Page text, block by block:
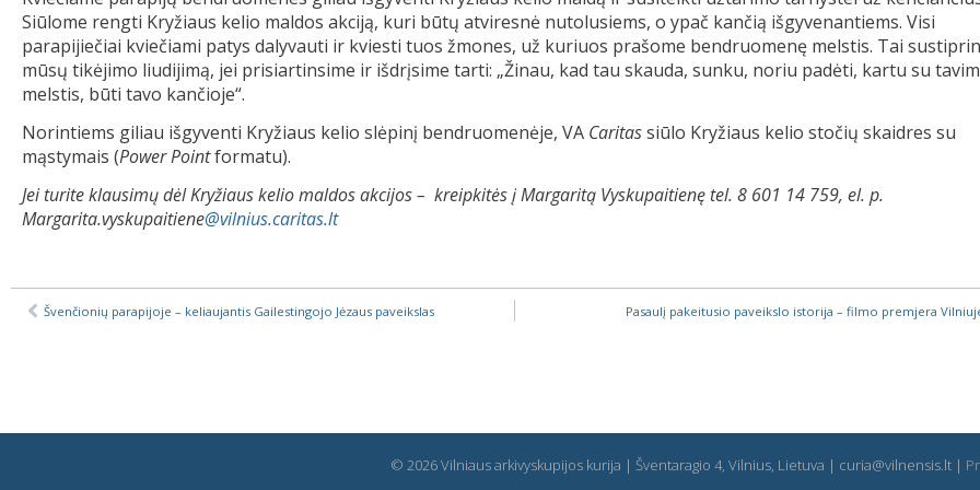
Siūlome rengti Kryžiaus kelio maldos akciją, kuri būtų atviresnė nutolusiems, o ypač kančią išgyvenantiems. Visi
parapijiečiai kviečiami patys dalyvauti ir kviesti tuos žmones, už kuriuos prašome bendruomenę melstis. Tai
mūsų tikėjimo liudijimą, jei prisiartinsime ir išdrįsime tarti: „Žinau, kad tau skauda, sunku, noriu padėti, kartu su
melstis, būti tavo kančioje“.
Norintiems giliau išgyventi Kryžiaus kelio slėpinį bendruomenėje, VA Caritassiūlo Kryžiaus kelio stočių skaidres su
mąstymais (Power Pointformatu).
Jei turite klausimų dėl Kryžiaus kelio maldos akcijos – kreipkitės į Margaritą Vyskupaitienę tel. 8 601 14 759, el. p.
Margarita.vyskupaitiene@vilnius.caritas.lt
Švenčionių parapijoje – keliaujantis Gailestingojo Jėzaus paveikslas Pasaulį pakeitusio paveikslo istorija – filmo premjera
© 2026 Vilniaus arkivyskupijos kurija | Šventaragio 4, Vilnius, Lietuva | curia@vilnensis.lt |